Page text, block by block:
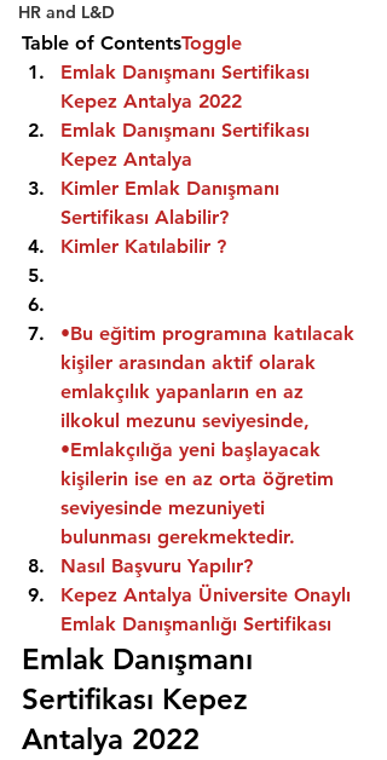
HR and L&D
Table of ContentsToggle
Emlak Danışmanı Sertifikası
Kepez Antalya 2022
Emlak Danışmanı Sertifikası
Kepez Antalya
Kimler Emlak Danışmanı
Sertifikası Alabilir?
Kimler Katılabilir ?
•Bu eğitim programına katılacak
kişiler arasından aktif olarak
emlakçılık yapanların en az
ilkokul mezunu seviyesinde,
•Emlakçılığa yeni başlayacak
kişilerin ise en az orta öğretim
seviyesinde mezuniyeti
bulunması gerekmektedir.
Nasıl Başvuru Yapılır?
Kepez Antalya Üniversite Onaylı
Emlak Danışmanlığı Sertifikası
Emlak Danışmanı
Sertifikası Kepez
Antalya 2022